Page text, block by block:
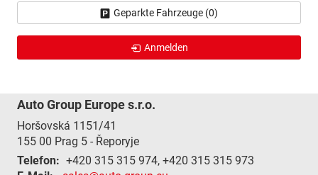
Geparkte Fahrzeuge (0)
Anmelden
Auto Group Europe s.r.o.
Horšovská 1151/41
155 00 Prag 5 - Řeporyje
Telefon: +420 315 315 974, +420 315 315 973